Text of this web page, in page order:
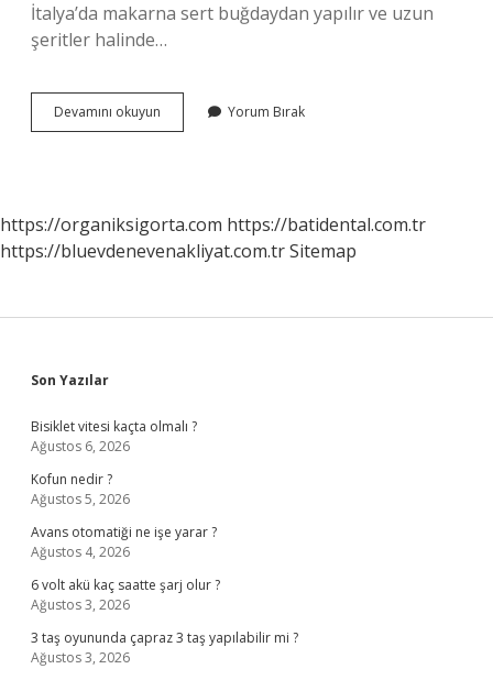
İtalya’da makarna sert buğdaydan yapılır ve uzun
şeritler halinde…
Devamını okuyun
Makarnanın
Yorum Bırak
https://organiksigorta.com https://batidental.com.tr
https://bluevdenevenakliyat.com.trSitemap
Sidebar
Son Yazılar
Bisiklet vitesi kaçta olmalı ?
Ağustos 6, 2026
Kofun nedir ?
Ağustos 5, 2026
Avans otomatiği ne işe yarar ?
Ağustos 4, 2026
6 volt akü kaç saatte şarj olur ?
Ağustos 3, 2026
3 taş oyununda çapraz 3 taş yapılabilir mi ?
Ağustos 3, 2026